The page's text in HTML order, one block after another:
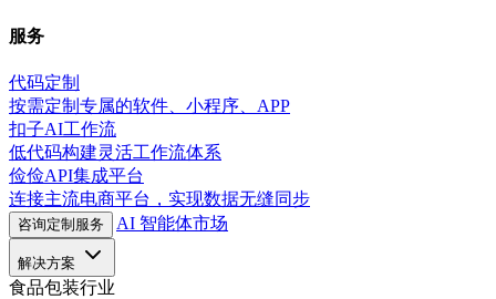
服务
代码定制
按需定制专属的软件、小程序、APP
扣子AI工作流
低代码构建灵活工作流体系
俭俭API集成平台
连接主流电商平台，实现数据无缝同步
咨询定制服务 AI 智能体市场
解决方案
食品包装行业